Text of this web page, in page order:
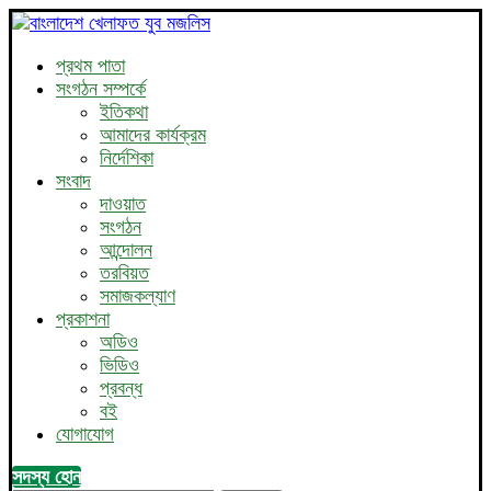
প্রথম পাতা
সংগঠন সম্পর্কে
ইতিকথা
আমাদের কার্যক্রম
নির্দেশিকা
সংবাদ
দাওয়াত
সংগঠন
আন্দোলন
তরবিয়ত
সমাজকল্যাণ
প্রকাশনা
অডিও
ভিডিও
প্রবন্ধ
বই
যোগাযোগ
সদস্য হোন